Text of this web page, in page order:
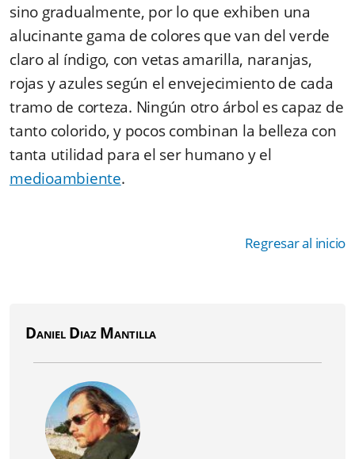
sino gradualmente, por lo que exhiben una
alucinante gama de colores que van del verde
claro al índigo, con vetas amarilla, naranjas,
rojas y azules según el envejecimiento de cada
tramo de corteza. Ningún otro árbol es capaz de
tanto colorido, y pocos combinan la belleza con
tanta utilidad para el ser humano y el
medioambiente.
Regresar al inicio
Daniel Diaz Mantilla